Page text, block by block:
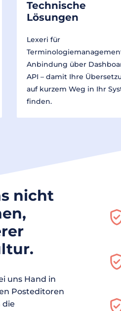
Technische
Lösungen
Lexeri für
Anbindung über
API – damit Ihre
auf kurzem Weg in Ihr
finden.
nicht
uns Hand in
Posteditoren
die